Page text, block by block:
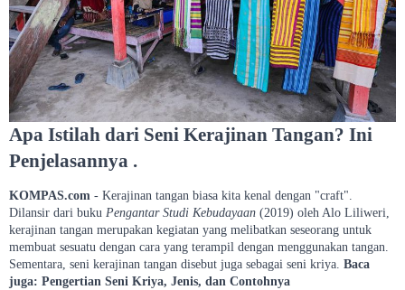
Apa Istilah dari Seni Kerajinan Tangan? Ini
Penjelasannya .
KOMPAS.com - Kerajinan tangan biasa kita kenal dengan "craft".
Dilansir dari buku Pengantar Studi Kebudayaan (2019) oleh Alo Liliweri,
kerajinan tangan merupakan kegiatan yang melibatkan seseorang untuk
membuat sesuatu dengan cara yang terampil dengan menggunakan tangan.
Sementara, seni kerajinan tangan disebut juga sebagai seni kriya. Baca
juga: Pengertian Seni Kriya, Jenis, dan Contohnya